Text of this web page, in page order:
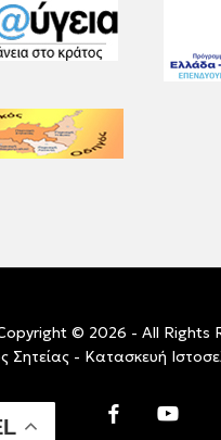
© 2026 - All Rights
Σητείας - Κατασκευή
facebookyoutube